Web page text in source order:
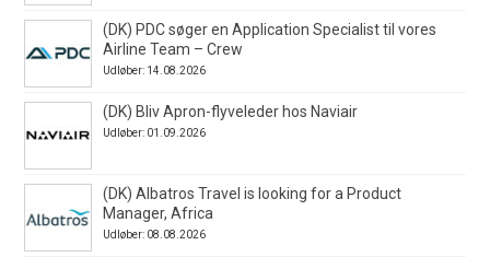
(DK) PDC søger en Application Specialist til vores
Airline Team – Crew
Udløber: 14.08.2026
(DK) Bliv Apron-flyveleder hos Naviair
Udløber: 01.09.2026
(DK) Albatros Travel is looking for a Product
Manager, Africa
Udløber: 08.08.2026